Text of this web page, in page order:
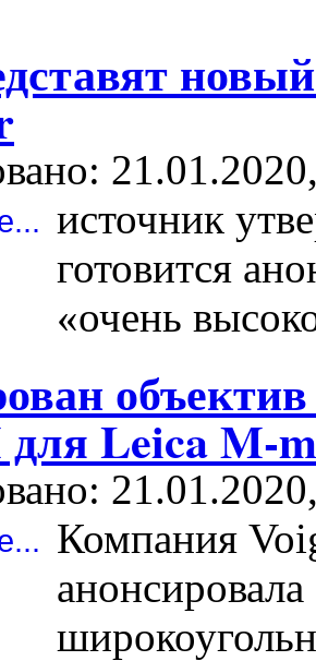
источник
готовится
«очень
Leica M-
Компания